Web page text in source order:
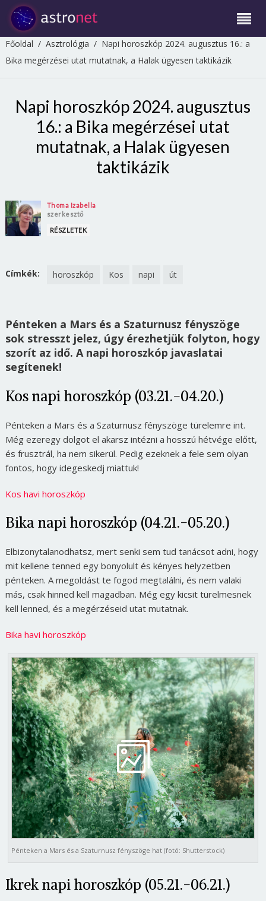
Főoldal / Asztrológia / Napi horoszkóp 2024. augusztus 16.: a
Bika megérzései utat mutatnak, a Halak ügyesen taktikázik
Napi horoszkóp 2024. augusztus
16.: a Bika megérzései utat
mutatnak, a Halak ügyesen
taktikázik
Thoma Izabella
szerkesztő
RÉSZLETEK
Címkék: horoszkóp Kos napi út
Pénteken a Mars és a Szaturnusz fényszöge
sok stresszt jelez, úgy érezhetjük folyton, hogy
szorít az idő. A napi horoszkóp javaslatai
segítenek!
Kos napi horoszkóp (03.21.-04.20.)
Pénteken a Mars és a Szaturnusz fényszöge türelemre int.
Még ezeregy dolgot el akarsz intézni a hosszú hétvége előtt,
és frusztrál, ha nem sikerül. Pedig ezeknek a fele sem olyan
fontos, hogy idegeskedj miattuk!
Kos havi horoszkóp
Bika napi horoszkóp (04.21.-05.20.)
Elbizonytalanodhatsz, mert senki sem tud tanácsot adni, hogy
mit kellene tenned egy bonyolult és kényes helyzetben
pénteken. A megoldást te fogod megtalálni, és nem valaki
más, csak hinned kell magadban. Még egy kicsit türelmesnek
kell lenned, és a megérzéseid utat mutatnak.
Bika havi horoszkóp
Pénteken a Mars és a Szaturnusz fényszöge hat (fotó: Shutterstock)
Ikrek napi horoszkóp (05.21.-06.21.)